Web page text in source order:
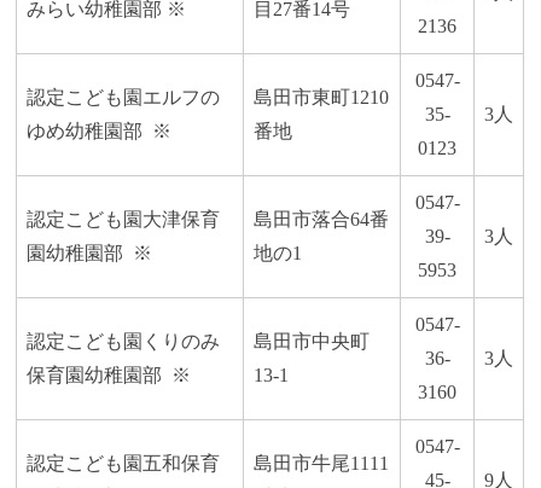
みらい幼稚園部 ※
目27番14号
2136
認定こども園エルフの
ゆめ幼稚園部 ※
島田市東町1210
番地
0547-
35-
0123
3人
認定こども園大津保育
園幼稚園部 ※
島田市落合64番
地の1
0547-
39-
5953
3人
認定こども園くりのみ
保育園幼稚園部 ※
島田市中央町
13-1
0547-
36-
3160
3人
認定こども園五和保育
島田市牛尾1111
0547-
45-
9人